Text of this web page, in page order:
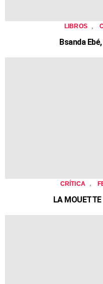
LIBROS
Bsanda
CRÍTICA ,
LA